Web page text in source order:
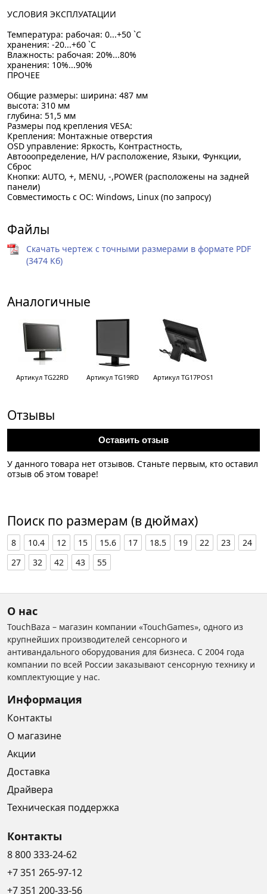
УСЛОВИЯ ЭКСПЛУАТАЦИИ
Температура: рабочая: 0...+50 `C
хранения: -20...+60 `C
Влажность: рабочая: 20%...80%
хранения: 10%...90%
ПРОЧЕЕ
Общие размеры: ширина: 487 мм
высота: 310 мм
глубина: 51,5 мм
Размеры под крепления VESA:
Крепления: Монтажные отверстия
OSD управление: Яркость, Контрастность,
Автооопределение, H/V расположение, Языки, Функции,
Сброс
Кнопки: AUTO, +, MENU, -,POWER (расположены на задней
панели)
Совместимость с OC: Windows, Linux (по запросу)
Файлы
Скачать чертеж с точными размерами в формате PDF
(3474 Кб)
Аналогичные
Артикул TG22RD Артикул TG19RD Артикул TG17POS1
Отзывы
Оставить отзыв
У данного товара нет отзывов. Станьте первым, кто оставил
отзыв об этом товаре!
Поиск по размерам (в дюймах)
8 10.4 12 15 15.6 17 18.5 19 22 23
24
27
32 42 43 55
О нас
TouchBaza – магазин компании «TouchGames», одного из
крупнейших производителей сенсорного и
антивандального оборудования для бизнеса. С 2004 года
компании по всей России заказывают сенсорную технику и
комплектующие у нас.
Информация
Контакты
О магазине
Акции
Доставка
Драйвера
Техническая поддержка
Контакты
8 800 333-24-62
+7 351 265-97-12
+7 351 200-33-56